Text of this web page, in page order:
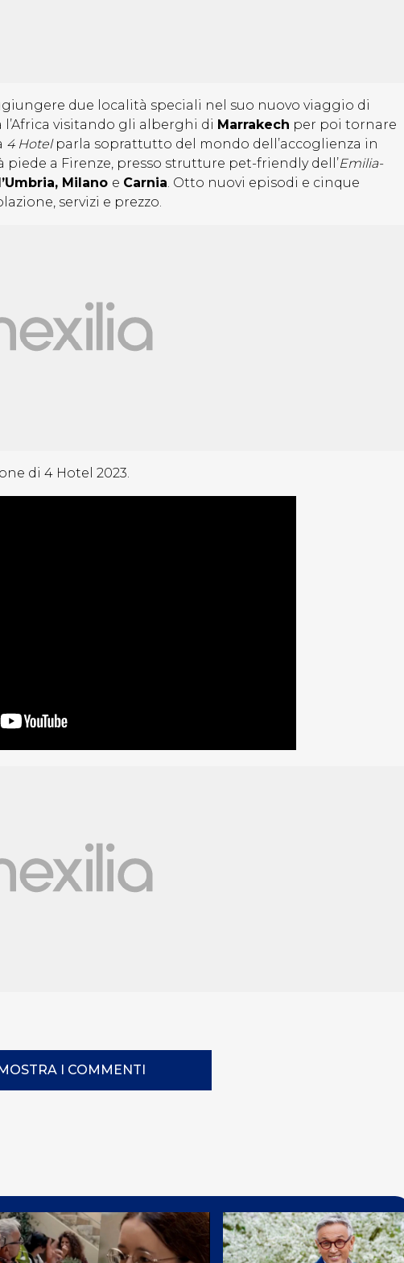
due località speciali nel suo nuovo viaggio di
visitando gli alberghi di Marrakech per poi tornare
4 Hotelparla soprattutto del mondo dell’accoglienza in
a Firenze, presso strutture pet-friendly dell’Emilia-
Milano e Carnia. Otto nuovi episodi e cinque
servizi e prezzo.
di 4 Hotel 2023.
I COMMENTI